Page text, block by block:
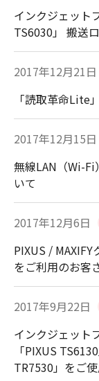
インクジェット
TS6030」 搬送
2017年12月21日
「読取革命Lite
2017年12月15日
無線LAN（Wi-Fi
いて
2017年12月6日
PIXUS /
をご利用のお客
2017年9月22日
インクジェット
「PIXUS
TR7530」をご